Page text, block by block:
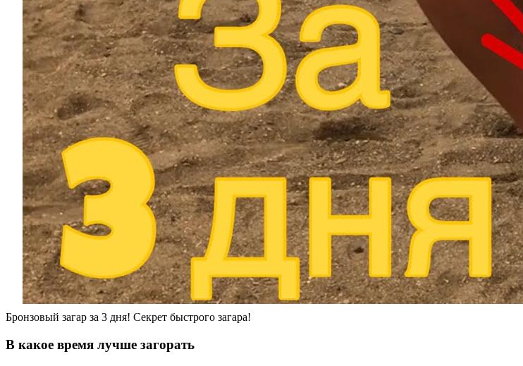
Бронзовый загар за 3 дня! Секрет быстрого загара!
В какое время лучше загорать